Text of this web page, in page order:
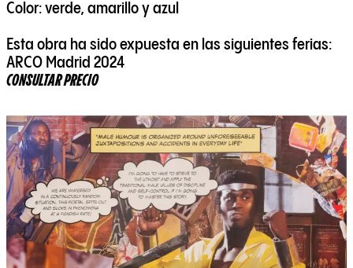
Color: verde, amarillo y azul
Esta obra ha sido expuesta en las siguientes ferias:
ARCO Madrid 2024
CONSULTAR PRECIO